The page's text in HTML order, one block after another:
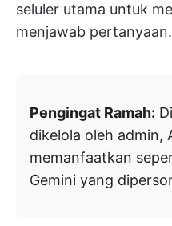
seluler utama untuk
menjawab pertanyaan.
Pengingat Ramah:
dikelola oleh admin,
memanfaatkan
Gemini yang